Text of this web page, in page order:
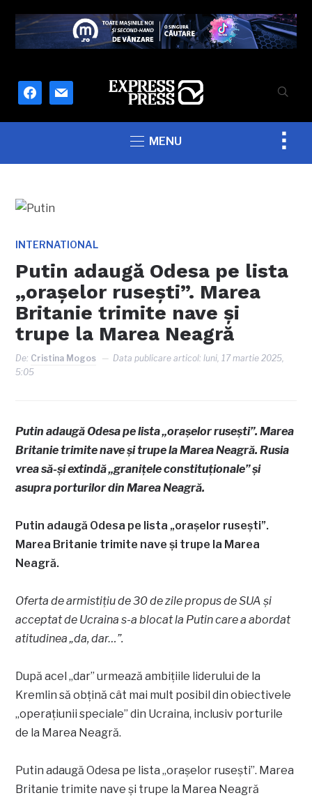
facebook
mail
MENU
INTERNATIONAL
Putin adaugă Odesa pe lista
„orașelor rusești”. Marea
Britanie trimite nave și
trupe la Marea Neagră
De: Cristina Mogos Data publicare articol:luni, 17 martie 2025,
5:05
Putin adaugă Odesa pe lista „orașelor rusești”. Marea
Britanie trimite nave și trupe la Marea Neagră. Rusia
vrea să-și extindă „granițele constituționale” și
asupra porturilor din Marea Neagră.
Putin adaugă Odesa pe lista „orașelor rusești”.
Marea Britanie trimite nave și trupe la Marea
Neagră.
Oferta de armistițiu de 30 de zile propus de SUA și
acceptat de Ucraina s-a blocat la Putin care a abordat
atitudinea „da, dar…”.
După acel „dar” urmează ambițiile liderului de la
Kremlin să obțină cât mai mult posibil din obiectivele
„operațiunii speciale” din Ucraina, inclusiv porturile
de la Marea Neagră.
Putin adaugă Odesa pe lista „orașelor rusești”. Marea
Britanie trimite nave și trupe la Marea Neagră